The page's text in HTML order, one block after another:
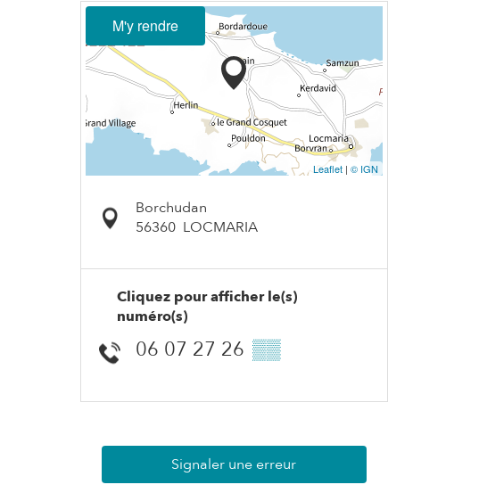
M'y rendre
Leaflet | © IGN
Borchudan
56360 LOCMARIA
Cliquez pour afficher le(s)
numéro(s)
06 07 27 26 ▒▒
Signaler une erreur